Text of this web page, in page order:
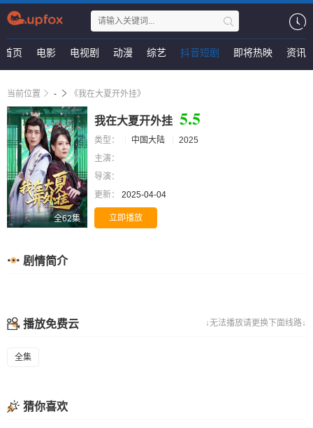
首页 电影 电视剧 动漫 综艺 抖音短剧 即将热映 资讯
当前位置 - 《我在大夏开外挂》
全62集
我在大夏开外挂 5.5
类型： 中国大陆
2025
主演：
导演：
更新：
2025-04-04
立即播放
剧情简介
↓无法播放请更换下面线路↓
播放免费云
全集
猜你喜欢